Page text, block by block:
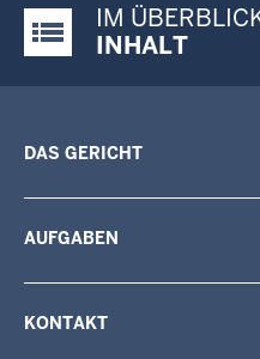
Justiz-Portal im
IM
INHALT
DAS GERICHT
AUFGABEN
KONTAKT